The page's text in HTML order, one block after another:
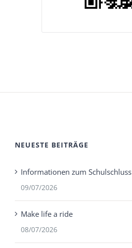
NEUESTE BEITRÄGE
Informationen zum Schulschluss
09/07/2026
Make life a ride
08/07/2026